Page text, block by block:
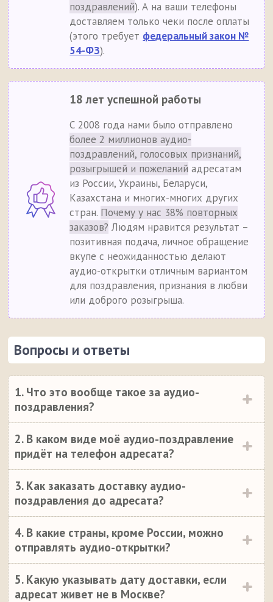
поздравлений). А на ваши телефоны
доставляем только чеки после оплаты
(этого требует федеральный закон №
54-ФЗ).
18 лет успешной работы
С 2008 года нами было отправлено
более 2 миллионов аудио-
поздравлений, голосовых признаний,
розыгрышей и пожеланий адресатам
из России, Украины, Беларуси,
Казахстана и многих-многих других
стран. Почему у нас 38% повторных
заказов? Людям нравится результат –
позитивная подача, личное обращение
вкупе с неожиданностью делают
аудио-открытки отличным вариантом
для поздравления, признания в любви
или доброго розыгрыша.
Вопросы и ответы
1. Что это вообще такое за аудио-
поздравления?
2. В каком виде моё аудио-поздравление
придёт на телефон адресата?
3. Как заказать доставку аудио-
поздравления до адресата?
4. В какие страны, кроме России, можно
отправлять аудио-открытки?
5. Какую указывать дату доставки, если
адресат живет не в Москве?